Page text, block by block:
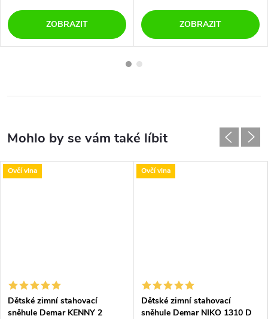
ZOBRAZIT ZOBRAZIT
Ovčí vlna
Dětské zimní stahovací
sněhule Demar KENNY 2
Ovčí vlna
Dětské zimní stahovací
sněhule Demar NIKO 1310 D